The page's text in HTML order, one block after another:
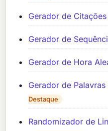
Gerador de
Gerador de
Gerador de Hora
Gerador de
Destaque
Randomizador de